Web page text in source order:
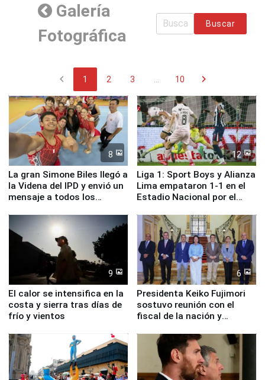
Galería
Fotográfica
Buscar
chevron_left 1 2 3 10 chevron_right
8
La gran Simone Biles llegó a
la Videna del IPD y envió un
mensaje a todos los
12
Liga 1: Sport Boys y Alianza
Lima empataron 1-1 en el
Estadio Nacional por el
9
El calor se intensifica en la
costa y sierra tras días de
frío y vientos
6
Presidenta Keiko Fujimori
sostuvo reunión con el
fiscal de la nación y